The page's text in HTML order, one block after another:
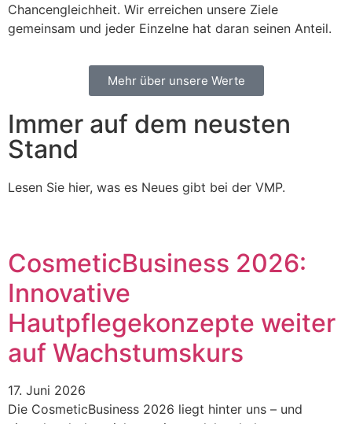
Chancengleichheit. Wir erreichen unsere Ziele
gemeinsam und jeder Einzelne hat daran seinen Anteil.
Mehr über unsere Werte
Immer auf dem neusten
Stand
Lesen Sie hier, was es Neues gibt bei der VMP.
CosmeticBusiness 2026:
Innovative
Hautpflegekonzepte weiter
auf Wachstumskurs
17. Juni 2026
Die CosmeticBusiness 2026 liegt hinter uns – und